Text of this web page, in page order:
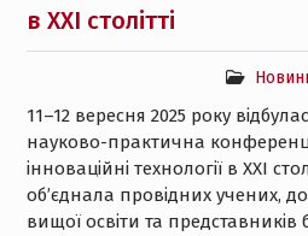
в XXI столітті
11–12 вересня 2025 року
науково-практична
інноваційні технології в XXI
об’єднала провідних учених,
вищої освіти та представників